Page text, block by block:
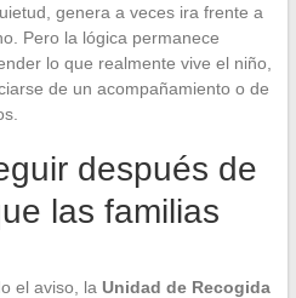
genera a veces ira frente a
Pero la lógica permanece
lo que realmente vive el niño,
de un acompañamiento o de
después de
las familias
el aviso, la Unidad de Recogida